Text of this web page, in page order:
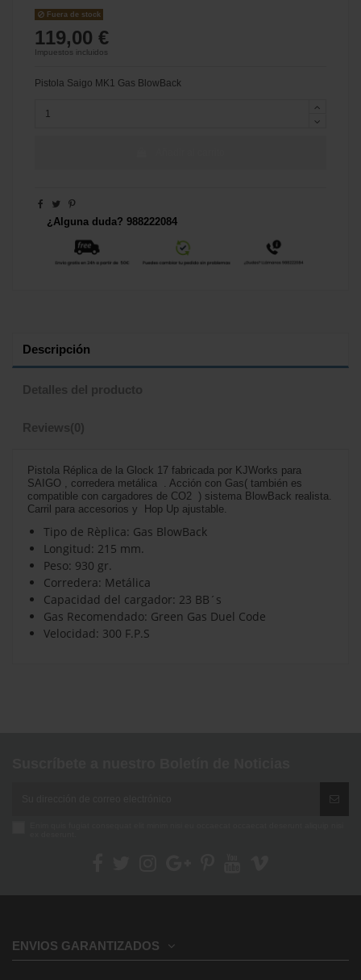
Fuera de stock
119,00 €
Impuestos incluidos
Pistola Saigo MK1 Gas BlowBack
¿Alguna duda? 988222084
Descripción
Detalles del producto
Reviews(0)
Pistola Réplica de la Glock 17 fabricada por KJWorks para
SAIGO , corredera metálica . Acción con Gas( también es
compatible con cargadores de CO2 ) sistema BlowBack realista.
Carril para accesorios y Hop Up ajustable.
Tipo de Rèplica: Gas BlowBack
Longitud: 215 mm.
Peso: 930 gr.
Corredera: Metálica
Capacidad del cargador: 23 BB´s
Gas Recomendado: Green Gas Duel Code
Velocidad: 300 F.P.S
ENVIOS GARANTIZADOS